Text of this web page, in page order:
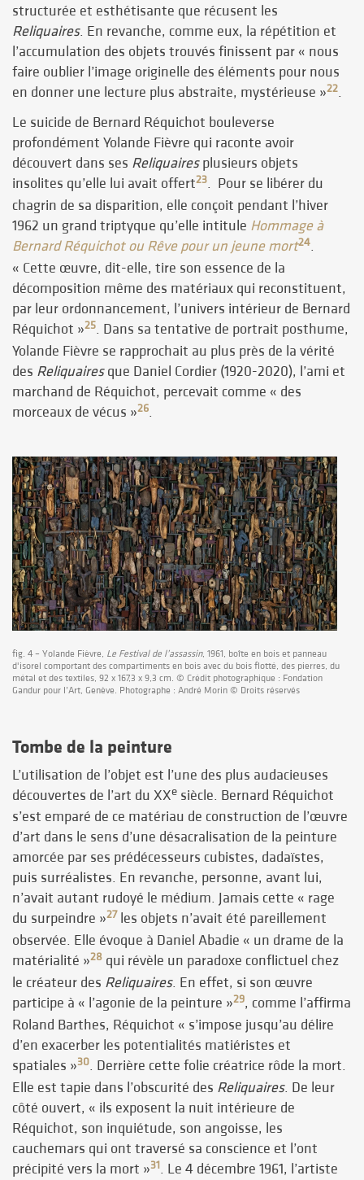
structurée et esthétisante que récusent les
Reliquaires. En revanche, comme eux, la répétition et
l’accumulation des objets trouvés finissent par « nous
faire oublier l’image originelle des éléments pour nous
en donner une lecture plus abstraite, mystérieuse »22.
Le suicide de Bernard Réquichot bouleverse
profondément Yolande Fièvre qui raconte avoir
découvert dans ses Reliquairesplusieurs objets
insolites qu’elle lui avait offert23. Pour se libérer du
chagrin de sa disparition, elle conçoit pendant l’hiver
1962 un grand triptyque qu’elle intitule Hommage à
Bernard Réquichot ou Rêve pour un jeune mort24.
« Cette œuvre, dit-elle, tire son essence de la
décomposition même des matériaux qui reconstituent,
par leur ordonnancement, l’univers intérieur de Bernard
Réquichot »25. Dans sa tentative de portrait posthume,
Yolande Fièvre se rapprochait au plus près de la vérité
des Reliquairesque Daniel Cordier (1920-2020), l’ami et
marchand de Réquichot, percevait comme « des
morceaux de vécus »26.
fig. 4 – Yolande Fièvre, Le Festival de l’assassin, 1961, boîte en bois et panneau
d'isorel comportant des compartiments en bois avec du bois flotté, des pierres, du
métal et des textiles, 92 x 167,3 x 9,3 cm. © Crédit photographique : Fondation
Gandur pour l’Art, Genève. Photographe : André Morin © Droits réservés
Tombe de la peinture
L’utilisation de l’objet est l’une des plus audacieuses
découvertes de l’art du XXe siècle. Bernard Réquichot
s’est emparé de ce matériau de construction de l’œuvre
d’art dans le sens d’une désacralisation de la peinture
amorcée par ses prédécesseurs cubistes, dadaïstes,
puis surréalistes. En revanche, personne, avant lui,
n’avait autant rudoyé le médium. Jamais cette « rage
du surpeindre »27les objets n’avait été pareillement
observée. Elle évoque à Daniel Abadie « un drame de la
matérialité »28 qui révèle un paradoxe conflictuel chez
le créateur des Reliquaires. En effet, si son œuvre
participe à « l’agonie de la peinture »29, comme l’affirma
Roland Barthes, Réquichot « s’impose jusqu’au délire
d’en exacerber les potentialités matiéristes et
spatiales »30. Derrière cette folie créatrice rôde la mort.
Elle est tapie dans l’obscurité des Reliquaires. De leur
côté ouvert, « ils exposent la nuit intérieure de
Réquichot, son inquiétude, son angoisse, les
cauchemars qui ont traversé sa conscience et l’ont
précipité vers la mort »31. Le 4 décembre 1961, l’artiste